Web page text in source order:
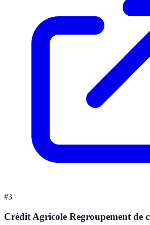
#3
Crédit Agricole Regroupement de